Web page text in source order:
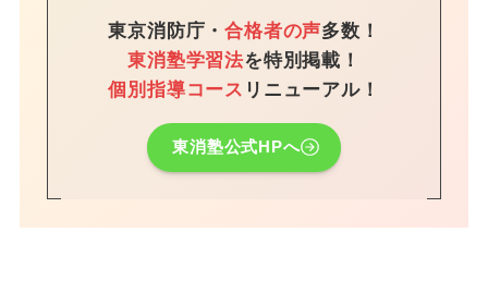
東京消防庁・合格者の声多数！
東消塾学習法を特別掲載！
個別指導コース リニューアル！
東消塾公式HPへ